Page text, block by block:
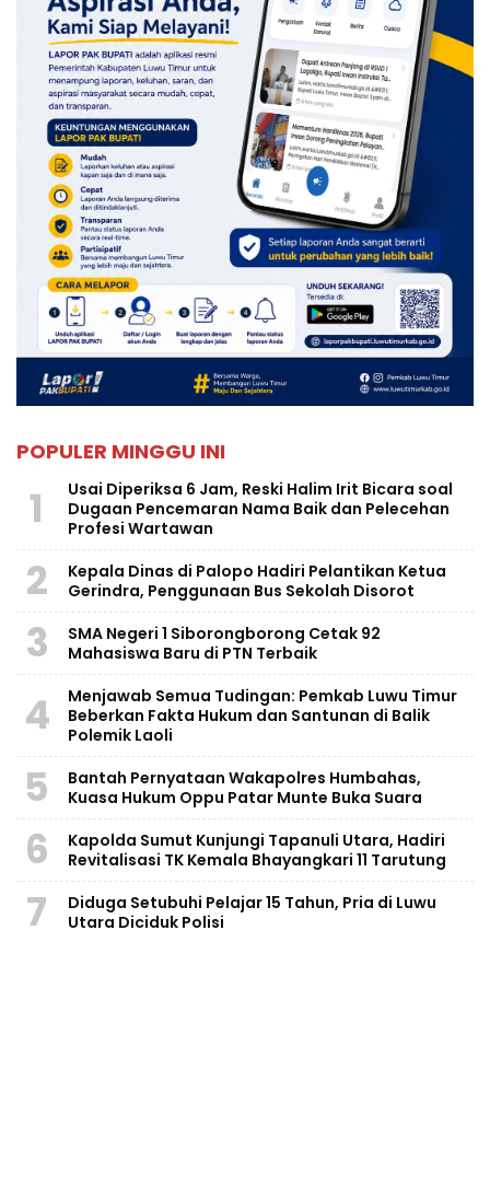
POPULER MINGGU INI
1
Usai Diperiksa 6 Jam, Reski Halim Irit Bicara soal
Dugaan Pencemaran Nama Baik dan Pelecehan
Profesi Wartawan
2
Kepala Dinas di Palopo Hadiri Pelantikan Ketua
Gerindra, Penggunaan Bus Sekolah Disorot
3
SMA Negeri 1 Siborongborong Cetak 92
Mahasiswa Baru di PTN Terbaik
4
Menjawab Semua Tudingan: Pemkab Luwu Timur
Beberkan Fakta Hukum dan Santunan di Balik
Polemik Laoli
5
Bantah Pernyataan Wakapolres Humbahas,
Kuasa Hukum Oppu Patar Munte Buka Suara
6
Kapolda Sumut Kunjungi Tapanuli Utara, Hadiri
Revitalisasi TK Kemala Bhayangkari 11 Tarutung
7
Diduga Setubuhi Pelajar 15 Tahun, Pria di Luwu
Utara Diciduk Polisi